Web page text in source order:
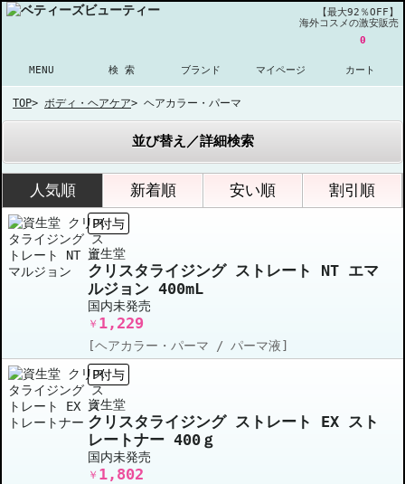
【最大92％OFF】
海外コスメの激安販売
MENU 検 索 ブランド マイページ
0
カート
TOP> ボディ・ヘアケア> ヘアカラー・パーマ
並び替え／詳細検索
人気順 新着順 安い順 割引順
P付与
資生堂
クリスタライジング ストレート NT エマ
ルジョン 400mL
国内未発売
￥ 1,229
[ヘアカラー・パーマ / パーマ液]
P付与
資生堂
クリスタライジング ストレート EX スト
レートナー 400ｇ
国内未発売
￥ 1,802